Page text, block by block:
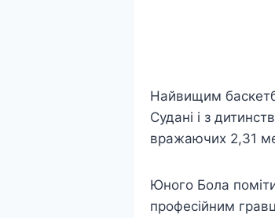
Найвищим
Судані і з
вражаючих 2,31
Юного Бола
професійним